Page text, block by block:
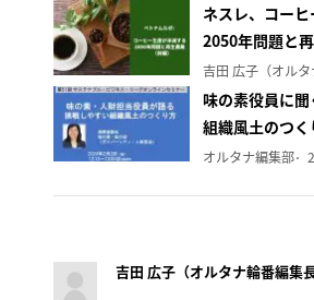
ネスレ、コー
2050年問題と
味の素役員に
組織風土のつく
オルタナ編集部
吉田 広子（オルタナ輪番編集長